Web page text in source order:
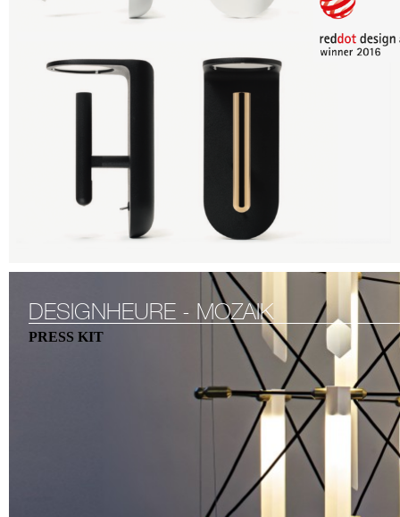
la tête de lit, pour éclairer un bon livre de chevet ou faciliter le sommeil
jeux de lumière douce .
Visitez le site du producteur : www.linealight.com
LIGHTSHOP
DESIGNHEURE - MOZAIK
PRESS KIT